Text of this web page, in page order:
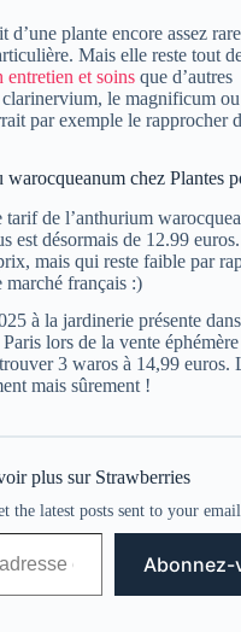
d’une plante encore assez
Mais elle reste tout
entretien et soins que d’autres
le magnificum
par exemple le rapprocher
chez Plantes
de l’anthurium
est désormais de 12.99
mais qui reste faible par
français :)
à la jardinerie présente
lors de la vente
3 waros à 14,99 euros.
mais sûrement !
plus sur Strawberries
the latest posts sent to your email.
Abonnez-